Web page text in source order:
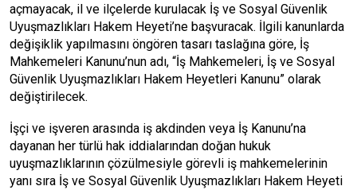
açmayacak, il ve ilçelerde kurulacak İş ve Sosyal Güvenlik
Uyuşmazlıkları Hakem Heyeti’ne başvuracak. İlgili kanunlarda
değişiklik yapılmasını öngören tasarı taslağına göre, İş
Mahkemeleri Kanunu’nun adı, “İş Mahkemeleri, İş ve Sosyal
Güvenlik Uyuşmazlıkları Hakem Heyetleri Kanunu” olarak
değiştirilecek.
İşçi ve işveren arasında iş akdinden veya İş Kanunu’na
dayanan her türlü hak iddialarından doğan hukuk
uyuşmazlıklarının çözülmesiyle görevli iş mahkemelerinin
yanı sıra İş ve Sosyal Güvenlik Uyuşmazlıkları Hakem Heyeti